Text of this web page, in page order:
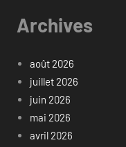
Archives
août 2026
juillet 2026
juin 2026
mai 2026
avril 2026